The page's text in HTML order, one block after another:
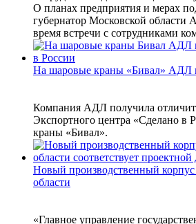
О планах предприятия и мерах
губернатор Московской области
время встречи с сотрудниками
На шаровые краны «Бивал» АДЛ
Компания АДЛ получила
Экспортного центра «Сделано в
краны «Бивал».
Новый производственный
области
«Главное управление